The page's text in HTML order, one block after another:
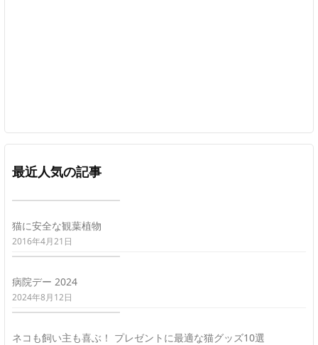
最近人気の記事
猫に安全な観葉植物
2016年4月21日
病院デー 2024
2024年8月12日
ネコも飼い主も喜ぶ！ プレゼントに最適な猫グッズ10選